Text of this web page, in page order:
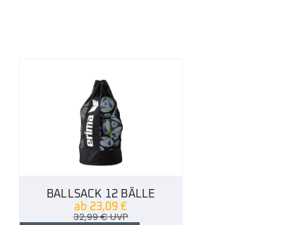
BALLSACK 12 BÄLLE
ab 23,09€
32,99€UVP